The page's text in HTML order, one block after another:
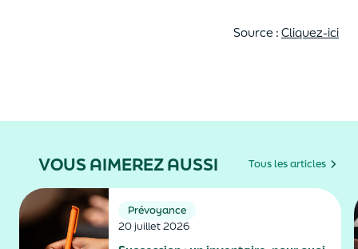
Source : Cliquez-ici
VOUS AIMEREZ AUSSI Tous les articles
Prévoyance
20 juillet 2026